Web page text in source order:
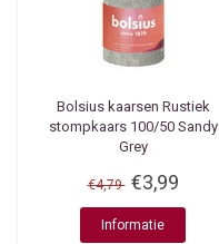
Bolsius kaarsen Rustiek
stompkaars 100/50 Sandy
Grey
€4,79 €3,99
Informatie